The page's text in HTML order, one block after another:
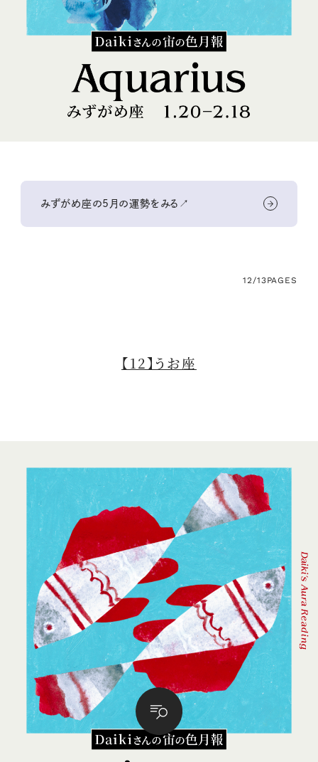
みずがめ座の5月の運勢をみる↗
12/13PAGES
【12】うお座